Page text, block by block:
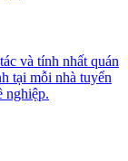
và tính nhất quán
tại mỗi nhà tuyển
nghiệp.